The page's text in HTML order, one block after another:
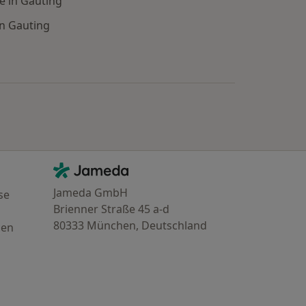
Gauting
Kontakt
Jameda - Startseite
Jameda GmbH
Brienner Straße 45 a-d
80333 München, Deutschland